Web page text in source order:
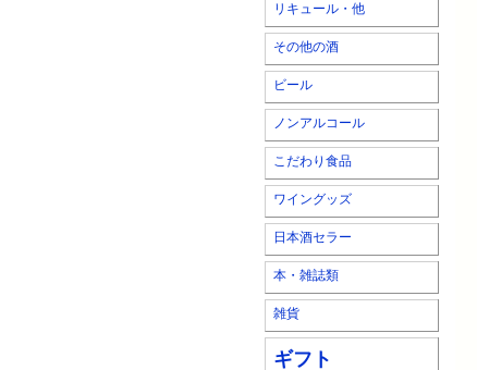
リキュール・他
その他の酒
ビール
ノンアルコール
こだわり食品
ワイングッズ
日本酒セラー
本・雑誌類
雑貨
ギフト